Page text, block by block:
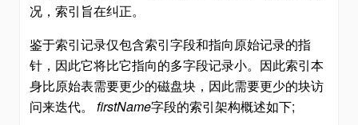
况，索引旨在纠正。
鉴于索引记录仅包含索引字段和指向原始记录的指
针，因此它将比它指向的多字段记录小。因此索引本
身比原始表需要更少的磁盘块，因此需要更少的块访
问来迭代。 firstName字段的索引架构概述如下;